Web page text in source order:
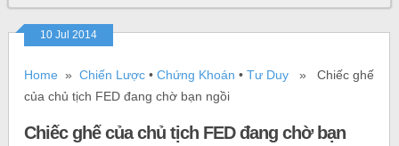
10 Jul 2014
Home »Chiến Lược •Chứng Khoán •Tư Duy » Chiếc ghế
của chủ tịch FED đang chờ bạn ngồi
Chiếc ghế của chủ tịch FED đang chờ bạn